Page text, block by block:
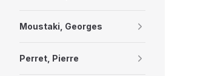
Moustaki, Georges
Perret, Pierre